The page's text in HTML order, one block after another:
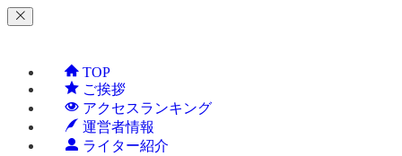
TOP
ご挨拶
アクセスランキング
運営者情報
ライター紹介